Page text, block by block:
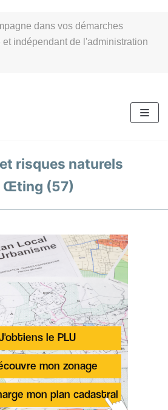
dans vos démarches
indépendant de l'administration
risques naturels
Œting (57)